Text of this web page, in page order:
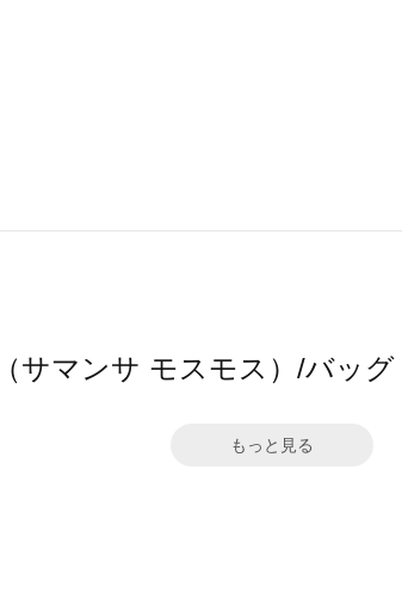
サマンサ モスモス）/バッ
もっと見る